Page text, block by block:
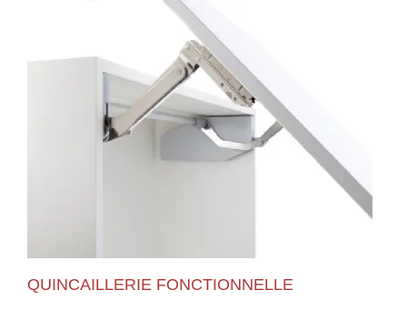
QUINCAILLERIE FONCTIONNELLE